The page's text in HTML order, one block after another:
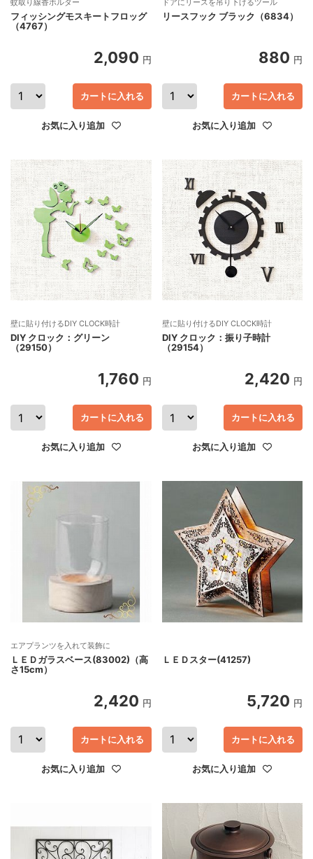
フィッシングモスキートフロッグ
（4767）
2,090 円
カートに入れる
お気に入り追加
リースフック ブラック（6834）
880 円
カートに入れる
お気に入り追加
壁に貼り付けるDIY CLOCK時計
DIY クロック：グリーン
（29150）
1,760 円
カートに入れる
お気に入り追加
壁に貼り付けるDIY CLOCK時計
DIY クロック：振り子時計
（29154）
2,420 円
カートに入れる
お気に入り追加
エアプランツを入れて装飾に
ＬＥＤガラスベース(83002)（高
さ15cm）
2,420 円
カートに入れる
お気に入り追加
ＬＥＤスター(41257)
5,720 円
カートに入れる
お気に入り追加